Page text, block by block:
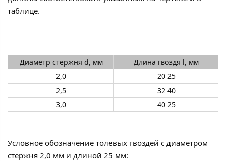
таблице.
Диаметр стержня d, мм
Длина гвоздя l, мм
2,0
20 25
2,5
32 40
3,0
40 25
Условное обозначение толевых гвоздей с диаметром
стержня 2,0 мм и длиной 25 мм: